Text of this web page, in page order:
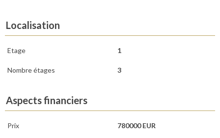
Localisation
Etage 1
Nombre étages 3
Aspects financiers
Prix 780000 EUR